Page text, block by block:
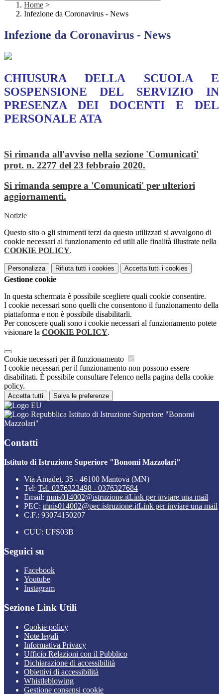
Home >
Infezione da Coronavirus - News
Infezione da Coronavirus - News
CHIUSURA DELLA SCUOLA E
SOSPENSIONE DEL SERVIZIO IN
PRESENZA DEI DOCENTI E DEL
PERSONALE ATA
Si rimanda all'avviso nella sezione 'Comunicati'
prot. n. 2277 del 23 febbraio 2020.
Si rimanda sempre a 'Comunicati' per ulteriori
aggiornamenti.
Notizie
Questo sito o gli strumenti terzi da questo utilizzati si avvalgono di
cookie necessari al funzionamento ed utili alle finalità illustrate nella
COOKIE POLICY.
Personalizza Rifiuta tutti i cookies Accetta tutti i cookies
Gestione cookie
In questa schermata è possibile scegliere quali cookie consentire.
I cookie necessari sono quelli che consentono il funzionamento della
piattaforma e non è possibile disabilitarli.
Per conoscere quali sono i cookie necessari al funzionamento potete
visionare la COOKIE POLICY.
Cookie necessari per il funzionamento
I cookie necessari per il funzionamento non possono essere
disabilitati. È possibile consultare l'elenco nella pagina della cookie
policy.
Accetta tutti Salva le preferenze
Istituto di Istruzione Superiore "Bonomi
Mazzolari"
Contatti
Istituto di Istruzione Superiore "Bonomi Mazzolari"
Via Amadei, 35 - 46100 Mantova (MN)
Tel: Tel. 0376323498 - 0376327684
Email: mnis014002@istruzione.itLink per inviare una mail
PEC: mnis014002@pec.istruzione.itLink per inviare una mail
C.F.: 93074150207
CUU: UFS03B
Seguici su
Facebook
Youtube
Instagram
Sezione Link Utili
Cookie policy
Note legali
Informativa Privacy
Ufficio Relazioni con il Pubblico
Dichiarazione di accessibilità
Obiettivi di accessibilità
Whistleblowing
Gestione consensi cookie